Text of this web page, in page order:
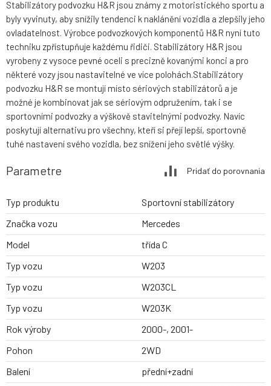
Stabilizátory podvozku H&R jsou známy z motoristického sportu a
byly vyvinuty, aby snížily tendenci k naklánění vozidla a zlepšily jeho
ovladatelnost. Výrobce podvozkových komponentů H&R nyní tuto
techniku zpřístupňuje každému řidiči. Stabilizátory H&R jsou
vyrobeny z vysoce pevné oceli s precizně kovanými konci a pro
některé vozy jsou nastavitelné ve více polohách.Stabilizátory
podvozku H&R se montují místo sériových stabilizátorů a je
možné je kombinovat jak se sériovým odpružením, tak i se
sportovními podvozky a výškově stavitelnými podvozky. Navíc
poskytují alternativu pro všechny, kteří si přejí lepší, sportovně
tuhé nastavení svého vozidla, bez snížení jeho světlé výšky.
Parametre Pridať do porovnania
Typ produktu
Sportovní stabilizátory
Značka vozu
Mercedes
Model
třída C
Typ vozu
W203
Typ vozu
W203CL
Typ vozu
W203K
Rok výroby
2000-, 2001-
Pohon
2WD
Balení
přední+zadní